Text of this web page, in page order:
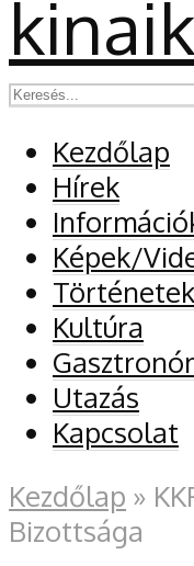
Kezdőlap
Hírek
Képek/
Történetek
Kultúra
Utazás
Kapcsolat
Kezdőlap »
Bizottsága